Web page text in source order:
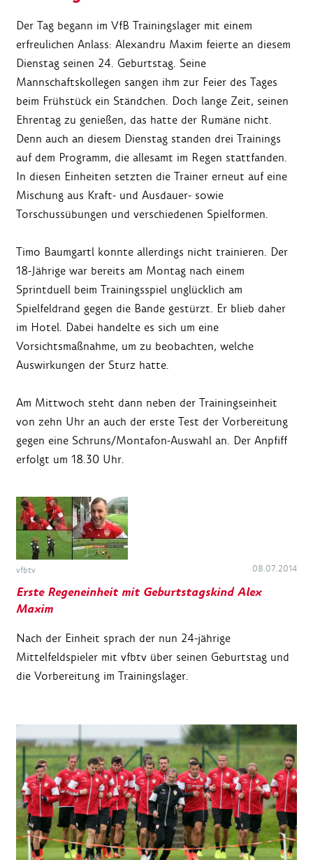
Der Tag begann im VfB Trainingslager mit einem
erfreulichen Anlass: Alexandru Maxim feierte an diesem
Dienstag seinen 24. Geburtstag. Seine
Mannschaftskollegen sangen ihm zur Feier des Tages
beim Frühstück ein Ständchen. Doch lange Zeit, seinen
Ehrentag zu genießen, das hatte der Rumäne nicht.
Denn auch an diesem Dienstag standen drei Trainings
auf dem Programm, die allesamt im Regen stattfanden.
In diesen Einheiten setzten die Trainer erneut auf eine
Mischung aus Kraft- und Ausdauer- sowie
Torschussübungen und verschiedenen Spielformen.
Timo Baumgartl konnte allerdings nicht trainieren. Der
18-Jährige war bereits am Montag nach einem
Sprintduell beim Trainingsspiel unglücklich am
Spielfeldrand gegen die Bande gestürzt. Er blieb daher
im Hotel. Dabei handelte es sich um eine
Vorsichtsmaßnahme, um zu beobachten, welche
Auswirkungen der Sturz hatte.
Am Mittwoch steht dann neben der Trainingseinheit
von zehn Uhr an auch der erste Test der Vorbereitung
gegen eine Schruns/Montafon-Auswahl an. Der Anpfiff
erfolgt um 18.30 Uhr.
vfbtv 08.07.2014
Erste Regeneinheit mit Geburtstagskind Alex
Maxim
Nach der Einheit sprach der nun 24-jährige
Mittelfeldspieler mit vfbtv über seinen Geburtstag und
die Vorbereitung im Trainingslager.